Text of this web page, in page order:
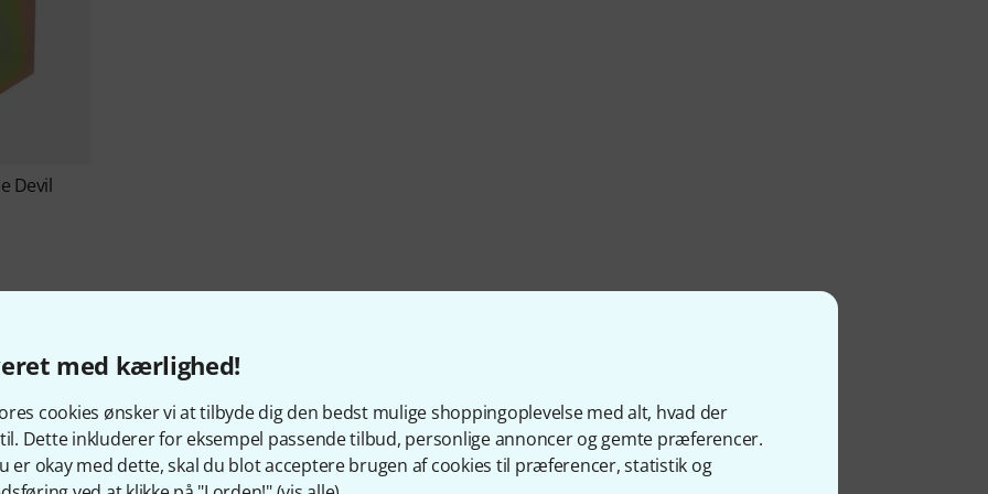
med kærlighed!
cookies ønsker vi at tilbyde dig den bedst mulige shoppingoplevelse med alt, hvad der
Dette inkluderer for eksempel passende tilbud, personlige annoncer og gemte præferencer.
er okay med dette, skal du blot acceptere brugen af cookies til præferencer, statistik og
Devil
at vide om Chandler Limited